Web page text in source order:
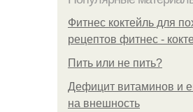
Фитнес коктейль для
рецептов фитнес -
Пить или не пить?
Дефицит витаминов и
на внешность